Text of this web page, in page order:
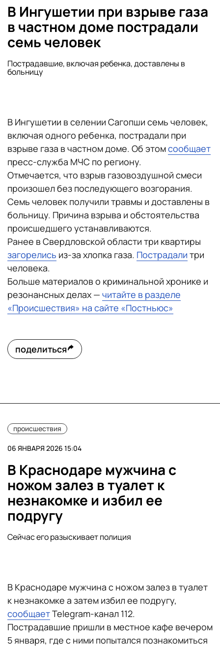
В Ингушетии при взрыве газа
в частном доме пострадали
семь человек
Пострадавшие, включая ребенка, доставлены в
больницу
В Ингушетии в селении Сагопши семь человек,
включая одного ребенка, пострадали при
взрыве газа в частном доме. Об этомсообщает
пресс-служба МЧС по региону.
Отмечается, что взрыв газовоздушной смеси
произошел без последующего возгорания.
Семь человек получили травмы и доставлены в
больницу. Причина взрыва и обстоятельства
происшедшего устанавливаются.
Ранее в Свердловской области три квартиры
загорелись из-за хлопка газа. Пострадали три
человека.
Больше материалов о криминальной хронике и
резонансных делах — читайте в разделе
«Происшествия» на сайте «Постньюс»
поделиться
происшествия
06 ЯНВАРЯ 2026 15:04
В Краснодаре мужчина с
ножом залез в туалет к
незнакомке и избил ее
подругу
Сейчас его разыскивает полиция
В Краснодаре мужчина с ножом залез в туалет
к незнакомке а затем избил ее подругу,
сообщаетTelegram-канал 112.
Пострадавшие пришли в местное кафе вечером
5 января, где с ними попытался познакомиться